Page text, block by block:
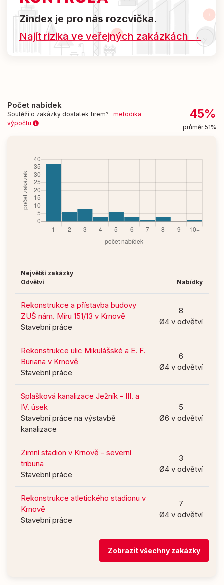
Zindex je pro nás rozcvička.
Najít rizika ve veřejných zakázkách →
Počet nabídek
Soutěží o zakázky dostatek firem? metodika
výpočtu
45%
průměr 51%
Největší zakázky
Odvětví
Nabídky
Rekonstrukce a přístavba budovy
ZUŠ nám. Míru 151/13 v Krnově
Stavební práce
8
Ø4 v odvětví
Rekonstrukce ulic Mikulášské a E. F.
Buriana v Krnově
Stavební práce
6
Ø4 v odvětví
Splašková kanalizace Ježník - III. a
IV. úsek
Stavební práce na výstavbě
kanalizace
5
Ø6 v odvětví
Zimní stadion v Krnově - severní
tribuna
Stavební práce
3
Ø4 v odvětví
Rekonstrukce atletického stadionu v
Krnově
Stavební práce
7
Ø4 v odvětví
Zobrazit všechny zakázky